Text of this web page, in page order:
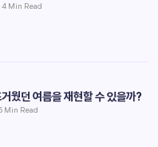
4 Min Read
웠던 여름을 재현할 수 있을까?
Min Read